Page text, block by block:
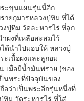
ะขุนแผนรุ่นนี้อีก
ยกุมารหลวงปู่ทิม ที่ได้
งปู่ทิม วัดละหารไร่ ที่ลูก
งที่เหลือสะสมไว้
ด้นำไปมอบให้ หลวงปู่
เนื้อผงและลูกอม
มื่อมีน้ำมันพราย (ของ
นพระที่ปัจจุบันของ
อว่าเป็นพระอีกรุ่นหนึ่งที่
ทิม วัดระหารไร่ ที่ใส่